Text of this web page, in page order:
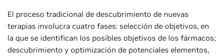
El proceso tradicional de descubrimiento de nuevas
terapias involucra cuatro fases: selección de objetivos, en
la que se identifican los posibles objetivos de los fármacos;
descubrimiento y optimización de potenciales elementos,